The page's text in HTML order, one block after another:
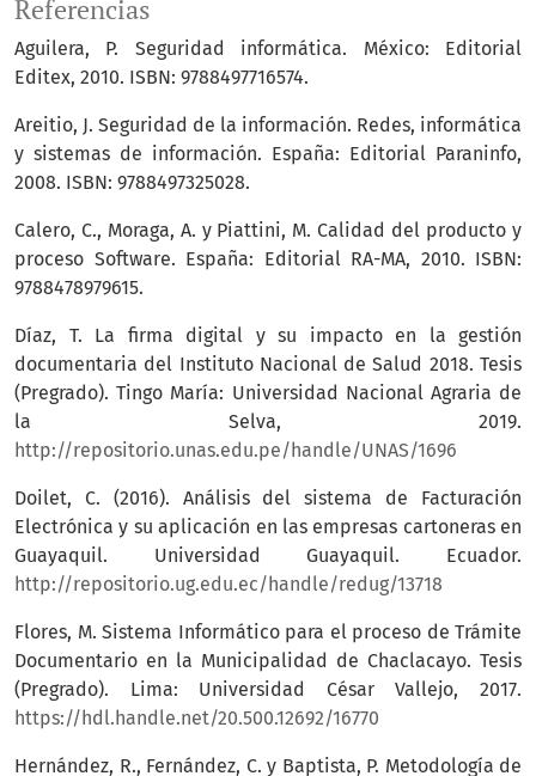
Referencias
Aguilera, P. Seguridad informática. México: Editorial
Editex, 2010. ISBN: 9788497716574.
Areitio, J. Seguridad de la información. Redes, informática
y sistemas de información. España: Editorial Paraninfo,
2008. ISBN: 9788497325028.
Calero, C., Moraga, A. y Piattini, M. Calidad del producto y
proceso Software. España: Editorial RA-MA, 2010. ISBN:
9788478979615.
Díaz, T. La firma digital y su impacto en la gestión
documentaria del Instituto Nacional de Salud 2018. Tesis
(Pregrado). Tingo María: Universidad Nacional Agraria de
la Selva, 2019.
http://repositorio.unas.edu.pe/handle/UNAS/1696
Doilet, C. (2016). Análisis del sistema de Facturación
Electrónica y su aplicación en las empresas cartoneras en
Guayaquil. Universidad Guayaquil. Ecuador.
http://repositorio.ug.edu.ec/handle/redug/13718
Flores, M. Sistema Informático para el proceso de Trámite
Documentario en la Municipalidad de Chaclacayo. Tesis
(Pregrado). Lima: Universidad César Vallejo, 2017.
https://hdl.handle.net/20.500.12692/16770
Hernández, R., Fernández, C. y Baptista, P. Metodología de